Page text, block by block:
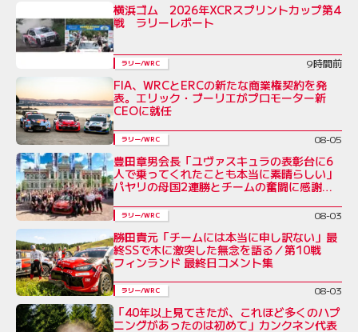
横浜ゴム 2026年XCRスプリントカップ第4
戦 ラリーレポート
ラリー/WRC 9時間前
FIA、WRCとERCの新たな商業権契約を発
表。エリック・ブーリエがプロモーター新
CEOに就任
ラリー/WRC 08-05
豊田章男会長「ユヴァスキュラの表彰台に6
人で乗ってくれたことも本当に素晴らしい」
パヤリの母国2連勝とチームの奮闘に感謝を
ラリー/WRC 08-03
勝田貴元「チームには本当に申し訳ない」最
終SSで木に激突した無念を語る／第10戦
フィンランド 最終日コメント集
ラリー/WRC 08-03
「40年以上見てきたが、これほど多くのハプ
ニングがあったのは初めて」カンクネン代表